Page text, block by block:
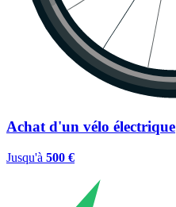
Achat d'un vélo électrique
Jusqu'à 500 €